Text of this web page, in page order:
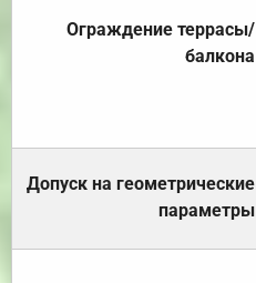
Ограждение террасы/
балкона
Допуск на геометрические
параметры